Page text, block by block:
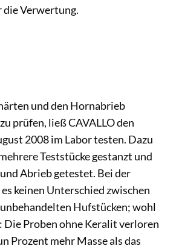
Verwertung.
und den Hornabrieb
prüfen, ließ CAVALLO den
2008 im Labor testen. Dazu
Teststücke gestanzt und
Abrieb getestet. Bei der
keinen Unterschied zwischen
Hufstücken; wohl
Die Proben ohne Keralit verloren
Prozent mehr Masse als das